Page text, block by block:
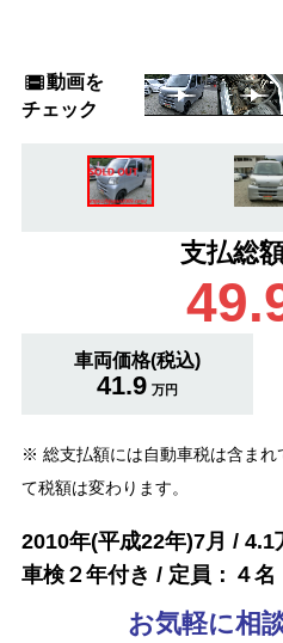
動画を
チェック
支払総
車両価格(税込)
41.9 万円
※ 総支払額には自動車税は含まれ
て税額は変わります。
2010年(平成22年)7月 / 4.1
車検２年付き / 定員：４名
お気軽に相